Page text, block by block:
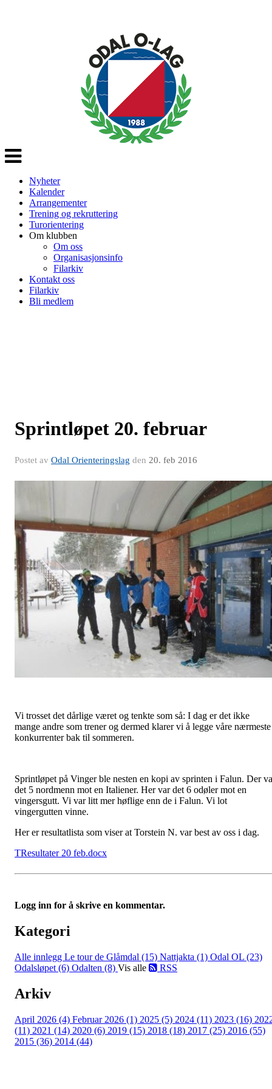
Veksle
navigasjon
Nyheter
Kalender
Arrangementer
Trening og rekruttering
Turorientering
Om klubben
Om oss
Organisasjonsinfo
Filarkiv
Kontakt oss
Filarkiv
Bli medlem
Sprintløpet 20. februar
Postet av Odal Orienteringslag den 20. feb 2016
Vi trosset det dårlige været og tenkte som så: I dag er det ikke
mange andre som trener og dermed klarer vi å legge våre nærmeste
konkurrenter bak til sommeren.
Sprintløpet på Vinger ble nesten en kopi av sprinten i Falun. Der
det 5 nordmenn mot en Italiener. Her var det 6 odøler mot en
vingersgutt. Vi var litt mer høflige enn de i Falun. Vi lot
vingergutten vinne.
Her er resultatlista som viser at Torstein N. var best av oss i dag.
TResultater 20 feb.docx
Logg inn for å skrive en kommentar.
Kategori
Alle innlegg Le tour de Glåmdal (15) Nattjakta (1) Odal OL (23)
Odalsløpet (6) Odalten (8) Vis alle RSS
Arkiv
April 2026 (4) Februar 2026 (1) 2025 (5) 2024 (11) 2023 (16)
(11) 2021 (14) 2020 (6) 2019 (15) 2018 (18) 2017 (25) 2016 (55)
2015 (36) 2014 (44)